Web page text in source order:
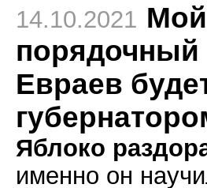
14.10.2021
порядочный
Евраев
Яблоко
именно он